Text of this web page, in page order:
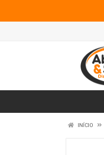
INÍCIO